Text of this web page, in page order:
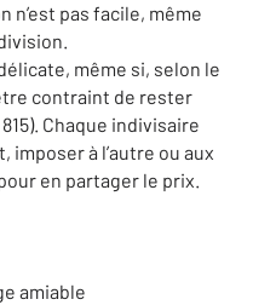
n’est pas facile, même
même si, selon le
contraint de rester
Chaque indivisaire
imposer à l’autre ou aux
en partager le prix.
amiable